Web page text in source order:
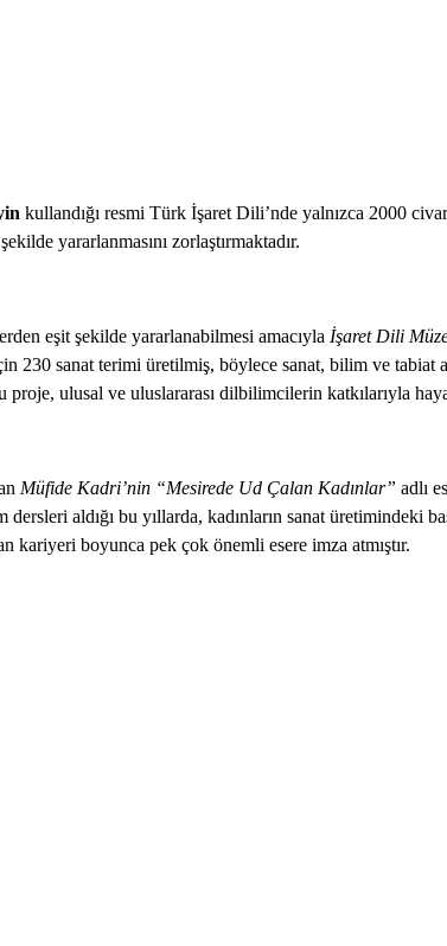
kullandığı resmi Türk İşaret Dili’nde yalnızca 2000
yararlanmasını zorlaştırmaktadır.
eşit şekilde yararlanabilmesi amacıyla İşaret Dili
230 sanat terimi üretilmiş, böylece sanat, bilim ve
proje, ulusal ve uluslararası dilbilimcilerin katkılarıyla
Müfide Kadri’nin “Mesirede Ud Çalan Kadınlar” adlı
aldığı bu yıllarda, kadınların sanat üretimindeki
kariyeri boyunca pek çok önemli esere imza atmıştır.